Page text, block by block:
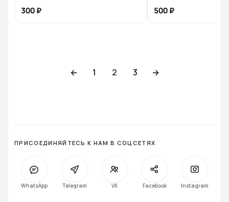
300 500
← 1 2 3 →
ПРИСОЕДИНЯЙТЕСЬ К НАМ В СОЦСЕТЯХ